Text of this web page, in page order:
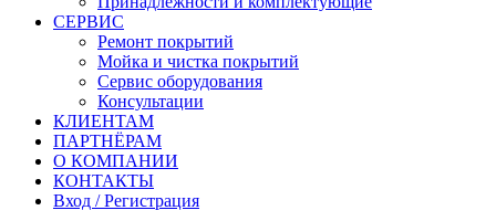
СЕРВИС
Ремонт покрытий
Мойка и чистка покрытий
Сервис оборудования
Консультации
КЛИЕНТАМ
ПАРТНЁРАМ
О КОМПАНИИ
КОНТАКТЫ
Вход / Регистрация